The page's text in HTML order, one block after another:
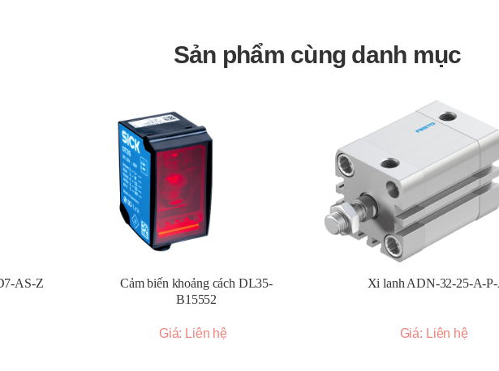
Một số dòng rơ le bán dẫn Autonics có khả năng điều khiển công suất tải bằng
sẽ phụ thuộc vào model cụ thể và ứng dụng. Tuy nhiên, quy trình chung thường bao gồm:
Đảm bảo rơ le bán dẫn được chọn có điện áp và dòng điện định mức phù hợp với mạch
dây theo sơ đồ đấu dây được cung cấp trong tài liệu kỹ thuật của sản phẩm. Cần chú ý đến
(nếu có).
Cấp điện áp hoặc dòng điện điều khiển phù hợp vào ngõ vào của rơ le.
các ứng dụng có dòng tải lớn, có thể cần sử dụng thêm tản nhiệt để đảm bảo rơ le hoạt
Sản phẩm cùng danh mục
AS-Z
Cảm biến khoảng cách DL35-
B15552
Giá: Liên hệ
Xi lanh ADN-32-25-A-
Giá: Liên hệ